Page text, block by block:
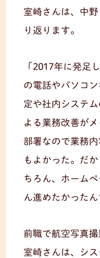
室崎さんは、中
り返ります。
「2017年に発足
の電話やパソコ
定や社内システ
よる業務改善が
部署なので業務
もよかった。だ
ちろん、ホーム
ん進めたかったん
前職で航空写真
室崎さんは、シ